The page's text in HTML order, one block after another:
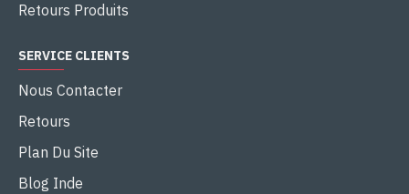
Retours Produits
SERVICE CLIENTS
Nous Contacter
Retours
Plan Du Site
Blog Inde